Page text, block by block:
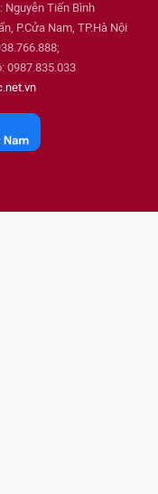
: Nguyễn Tiến Bình
P.Cửa Nam, TP.Hà Nội
0987.835.033